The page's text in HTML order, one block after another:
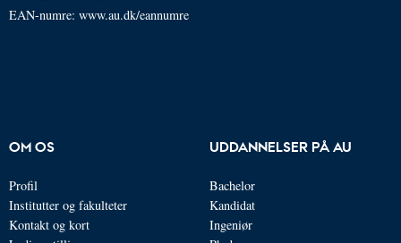
EAN-numre: www.au.dk/eannumre
OM OS
Profil
Institutter og fakulteter
Kontakt og kort
UDDANNELSER PÅ AU
Bachelor
Kandidat
Ingeniør